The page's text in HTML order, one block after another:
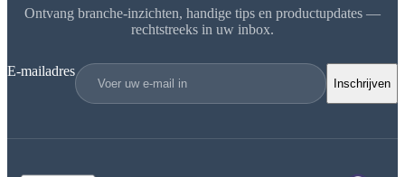
Ontvang branche-inzichten, handige tips en productupdates —
rechtstreeks in uw inbox.
E-mailadres
Inschrijven